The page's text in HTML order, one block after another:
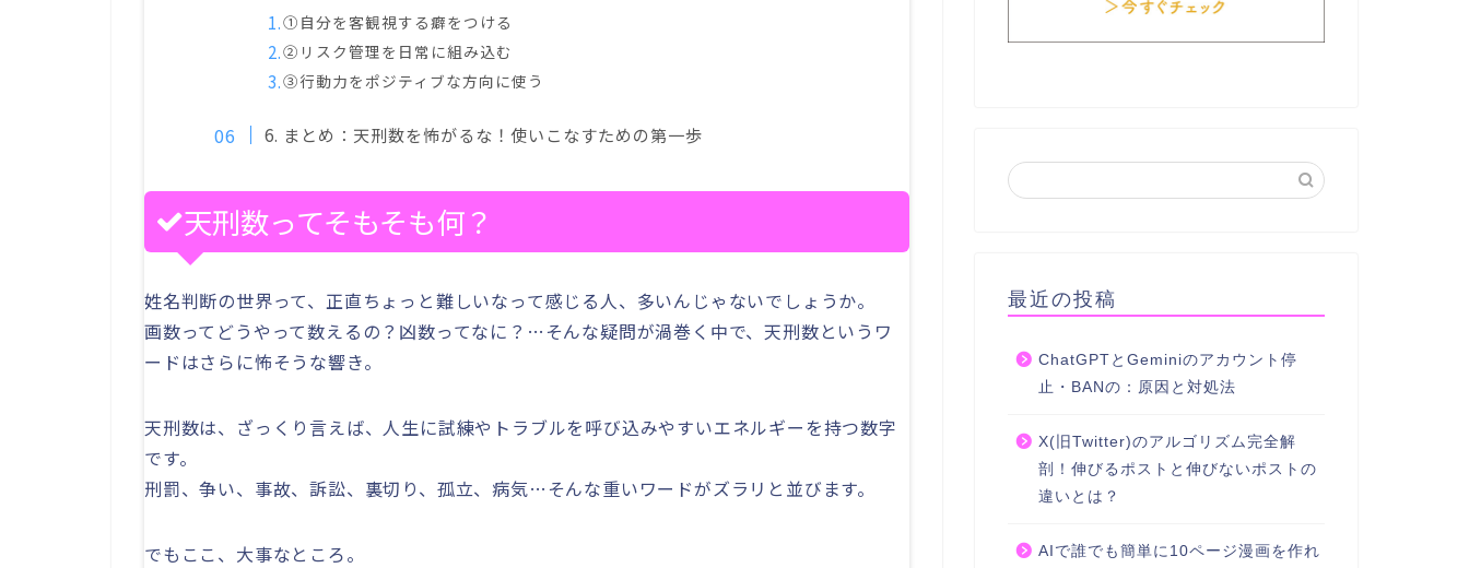
①自分を客観視する癖をつける
②リスク管理を日常に組み込む
③行動力をポジティブな方向に使う
6. まとめ：天刑数を怖がるな！使いこなすための第一歩
天刑数ってそもそも何？
姓名判断の世界って、正直ちょっと難しいなって感じる人、多いんじゃないでしょうか。
画数ってどうやって数えるの？凶数ってなに？…そんな疑問が渦巻く中で、天刑数というワ
ードはさらに怖そうな響き。
天刑数は、ざっくり言えば、人生に試練やトラブルを呼び込みやすいエネルギーを持つ数字
です。
刑罰、争い、事故、訴訟、裏切り、孤立、病気…そんな重いワードがズラリと並びます。
でもここ、大事なところ。
最近の投稿
ChatGPTとGeminiのアカウント停
止・BANの：原因と対処法
X(旧Twitter)のアルゴリズム完全解
剖！伸びるポストと伸びないポストの
違いとは？
AIで誰でも簡単に10ページ漫画を作れ